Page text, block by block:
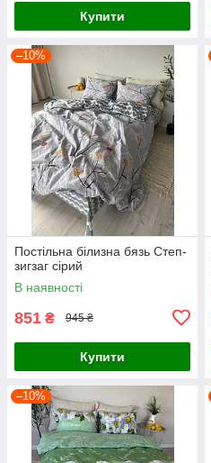
Купити
–10%
Постільна білизна бязь Степ-
зигзаг сірий
В наявності
851 ₴ 945 ₴
Купити
–10%